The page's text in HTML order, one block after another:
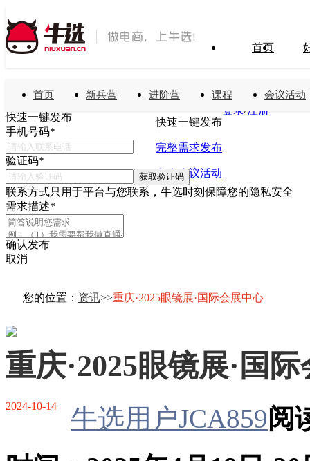
首页
搜索免费发布需求
快速一键发布
完整需求发布
发布会议活动
登录/ 注册
首页 新兵营 进阶营 课程 会议活动
快速一键发布
手机号码*
验证码*
获取验证码
联系方式只用于平台与您联系，牛选时刻保障您的隐私安全
需求描述*
确认发布
取消
您的位置： 资讯>>重庆·2025眼镜展·国际会展中心
重庆·2025眼镜展·国
牛选用户JCA859阅
2024-10-14